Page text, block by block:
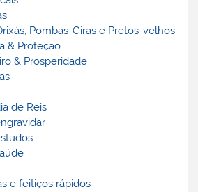
Pombas-Giras e Pretos-velhos
& Proteção
& Prosperidade
de Reis
e feitiços rápidos